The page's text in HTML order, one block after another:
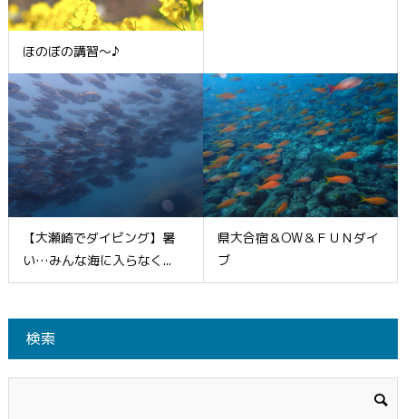
ほのぼの講習～♪
【大瀬崎でダイビング】暑
い…みんな海に入らなく...
県大合宿＆OW＆ＦＵＮダイ
ブ
検索